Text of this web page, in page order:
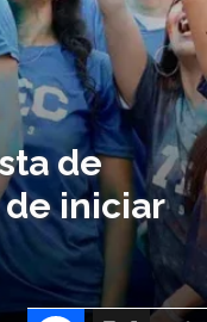
de
iniciar
X
Facebook